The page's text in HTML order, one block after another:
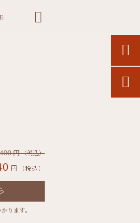

円 （税込）
円（税込）
ります。

